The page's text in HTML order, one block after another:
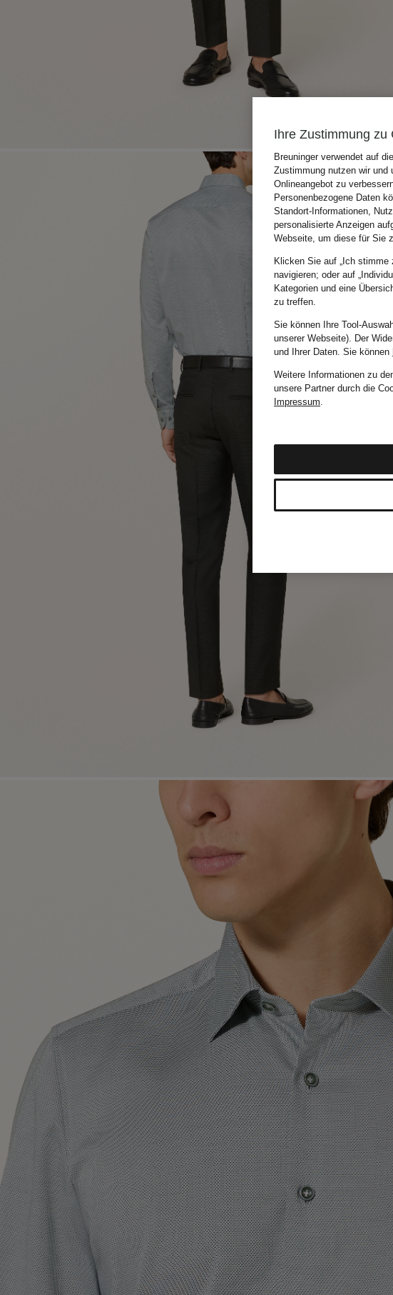
Ihre Zustimmung zu
Breuninger verwendet auf
Zustimmung nutzen wir und
Onlineangebot zu
Personenbezogene Daten
Standort-Informationen,
personalisierte Anzeigen
Webseite, um diese für Sie
Klicken Sie auf „Ich
navigieren; oder auf
Kategorien und eine
zu treffen.
Sie können Ihre Tool-
unserer Webseite). Der
und Ihrer Daten. Sie können
Weitere Informationen zu
unsere Partner durch die
Impressum.